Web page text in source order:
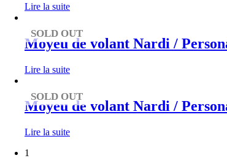
Lire la suite
SOLD OUT
Moyeu de volant Nardi /
Lire la suite
SOLD OUT
Moyeu de volant Nardi /
Lire la suite
1